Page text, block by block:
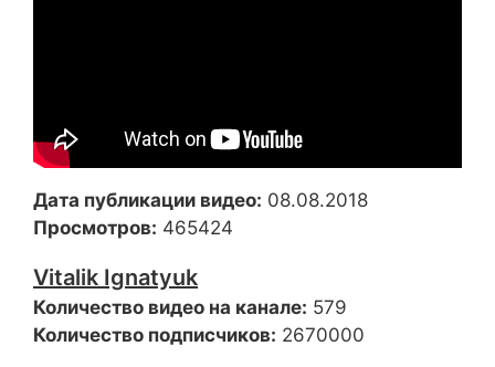
Дата публикации видео: 08.08.2018
Просмотров: 465424
Vitalik Ignatyuk
Количество видео на канале: 579
Количество подписчиков: 2670000